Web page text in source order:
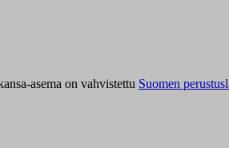
asema on vahvistettu Suomen